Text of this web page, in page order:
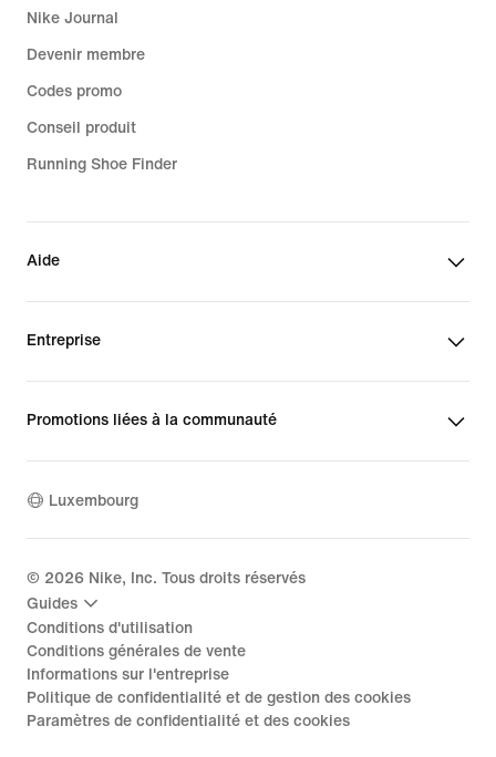
Nike Journal
Devenir membre
Codes promo
Conseil produit
Running Shoe Finder
Aide
Entreprise
Promotions liées à la communauté
Luxembourg
© 2026 Nike, Inc. Tous droits réservés
Guides
Conditions d'utilisation
Conditions générales de vente
Informations sur l'entreprise
Politique de confidentialité et de gestion des cookies
Paramètres de confidentialité et des cookies